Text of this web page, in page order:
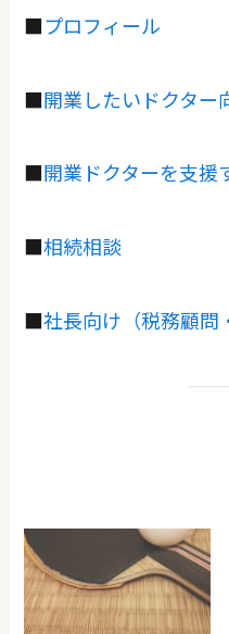
■プロフィール
■開業したいドクター
■開業ドクターを支援
■相続相談
■社長向け（税務顧問